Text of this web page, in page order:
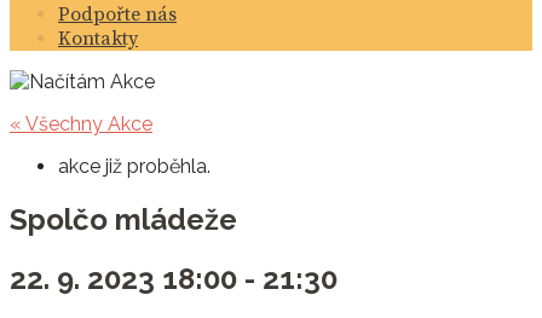
Podpořte nás
Kontakty
« Všechny Akce
akce již proběhla.
Spolčo mládeže
22. 9. 2023 18:00 - 21:30